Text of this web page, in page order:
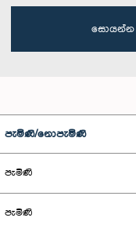
සොයන්න
පැමිණි/නොපැමිණි
පැමිණි
පැමිණි